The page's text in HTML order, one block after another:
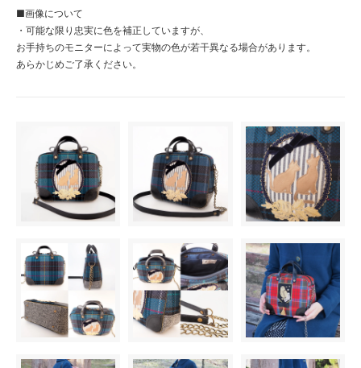
■画像について
・可能な限り忠実に色を補正していますが、
お手持ちのモニターによって実物の色が若干異なる場合があります。
あらかじめご了承ください。